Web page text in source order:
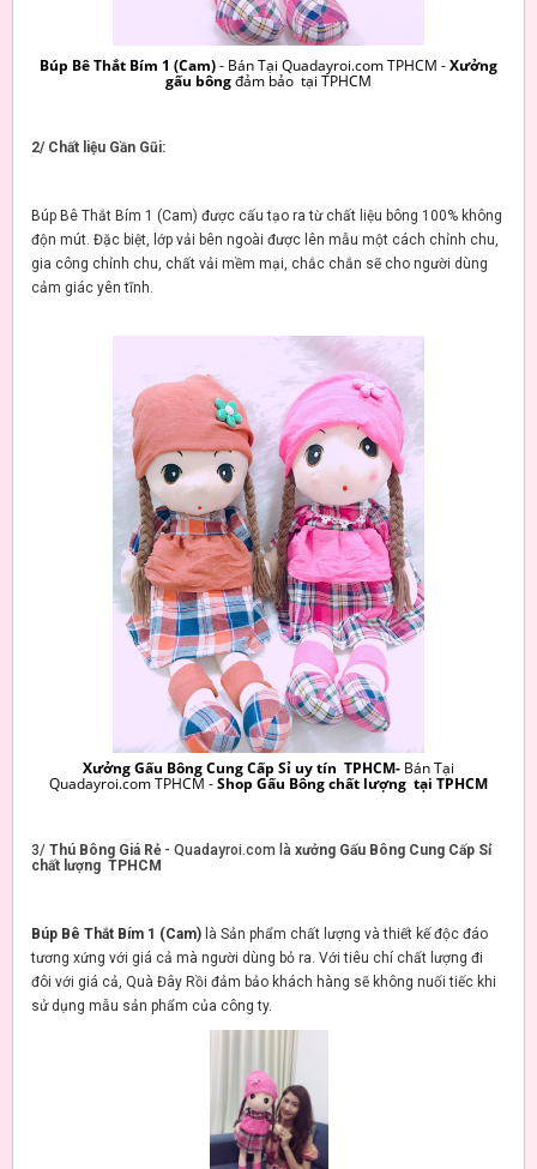
Búp Bê Thắt Bím 1 (Cam)- Bán Tại Quadayroi.com TPHCM -Xưởng
gấu bôngđảm bảo tại TPHCM
2/ Chất liệu Gần Gũi:
Búp Bê Thắt Bím 1 (Cam) được cấu tạo ra từ chất liệu bông 100% không
độn mút. Đặc biệt, lớp vải bên ngoài được lên mẫu một cách chỉnh chu,
gia công chỉnh chu, chất vải mềm mại, chắc chắn sẽ cho người dùng
cảm giác yên tĩnh.
Xưởng Gấu Bông Cung Cấp Sỉ uy tín TPHCM- Bán Tại
Quadayroi.com TPHCM -Shop Gấu Bông chất lượng tại TPHCM
3/ Thú Bông Giá Rẻ- Quadayroi.com là xưởng Gấu Bông Cung Cấp Sỉ
chất lượng TPHCM
Búp Bê Thắt Bím 1 (Cam) là Sản phẩm chất lượng và thiết kế độc đáo
tương xứng với giá cả mà người dùng bỏ ra. Với tiêu chí chất lượng đi
đôi với giá cả, Quà Đây Rồi đảm bảo khách hàng sẽ không nuối tiếc khi
sử dụng mẫu sản phẩm của công ty.